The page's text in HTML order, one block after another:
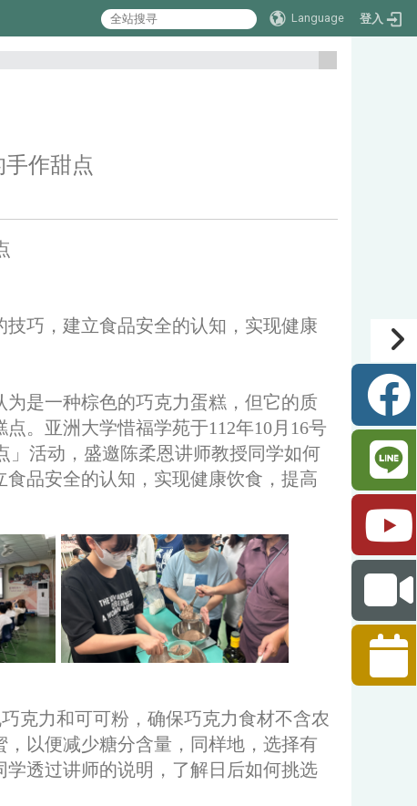
Language 登入
:::
手作甜点
巧，建立食品安全的认知，实现健康
是一种棕色的巧克力蛋糕，但它的质
。亚洲大学惜福学苑于112年10月16号
」活动，盛邀陈柔恩讲师教授同学如何
品安全的认知，实现健康饮食，提高
克力和可可粉，确保巧克力食材不含农
以便减少糖分含量，同样地，选择有
透过讲师的说明，了解日后如何挑选